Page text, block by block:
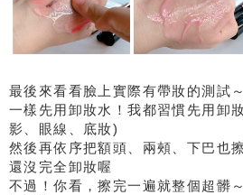
最後來看看臉上實際有帶妝的測試～
一樣先用卸妝水！我都習慣先用卸
影、眼線、底妝)
然後再依序把額頭、兩頰、下巴也
還沒完全卸妝喔
不過！你看，擦完一遍就整個超髒